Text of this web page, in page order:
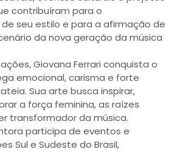
contribuíram para o
seu estilo e para a afirmação de
da nova geração da música
Giovana Ferrari conquista o
emocional, carisma e forte
Sua arte busca inspirar,
a força feminina, as raízes
transformador da música.
participa de eventos e
Sul e Sudeste do Brasil,